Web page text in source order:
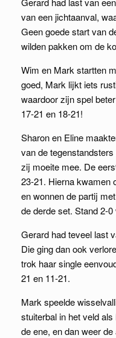
van een jichtaanval,
Geen goede start van
wilden pakken om de
Wim en Mark startten
goed, Mark lijkt iets
waardoor zijn spel
17-21 en 18-21!
Sharon en Eline
van de
zij moeite mee. De
23-21. Hierna kwamen
en wonnen de partij
de derde set. Stand 2-
Gerard had teveel last
Die ging dan ook
trok haar single
21 en 11-21.
Mark speelde
stuiterbal in het veld
de ene, en dan weer